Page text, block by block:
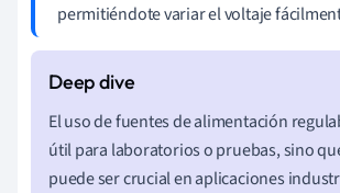
permitiéndote variar el voltaje
El uso de fuentes de alimentación
útil para laboratorios o pruebas, sino
puede ser crucial en aplicaciones